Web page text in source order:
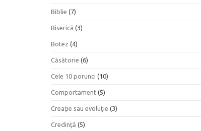
Biblie (7)
Biserică (3)
Botez (4)
Căsătorie (6)
Cele 10 porunci (10)
Comportament (5)
Creaţie sau evoluţie (3)
Credinţă (5)